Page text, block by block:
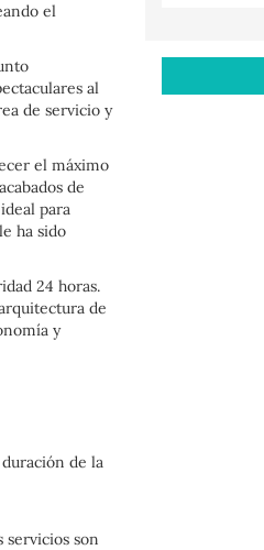
el
al
de servicio y
el máximo
de
para
ha sido
24 horas.
de
y
de la
servicios son